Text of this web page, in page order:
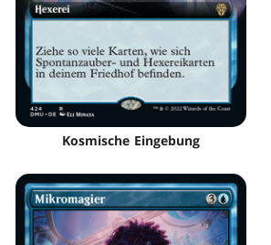
Kosmische Eingebung